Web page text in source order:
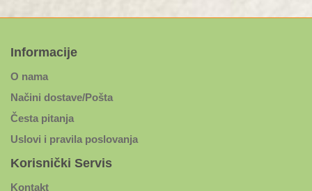
Informacije
O nama
Načini dostave/Pošta
Česta pitanja
Uslovi i pravila poslovanja
Korisnički Servis
Kontakt